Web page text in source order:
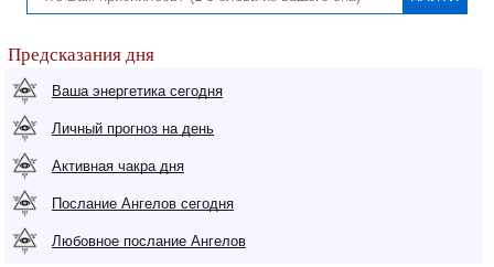
Предсказания дня
Ваша энергетика сегодня
Личный прогноз на день
Активная чакра дня
Послание Ангелов сегодня
Любовное послание Ангелов